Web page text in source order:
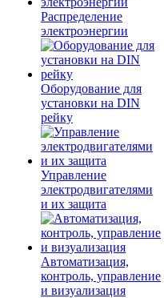
Распределение
электроэнергии
Оборудование для
установки на DIN
рейку
Управление
электродвигателями
и их защита
Автоматизация,
контроль, управление
и визуализация